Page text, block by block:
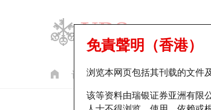
认股证 牛熊证 美股指数产品
免責聲明（香港）
浏览本网页包括其刊载的文件
该等资料由瑞银证券亚洲有限